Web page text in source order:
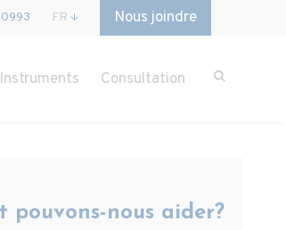
FR Nous joindre
Instruments Consultation
pouvons-nous aider?